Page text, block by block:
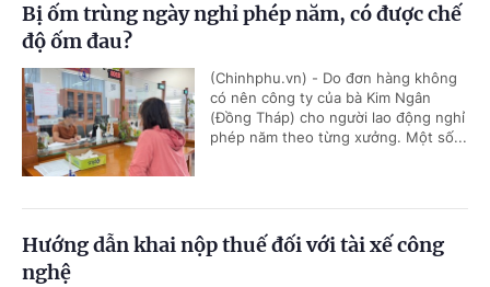
Bị ốm trùng ngày nghỉ phép năm, có được chế
độ ốm đau?
(Chinhphu.vn) - Do đơn hàng không
có nên công ty của bà Kim Ngân
(Đồng Tháp) cho người lao động nghỉ
phép năm theo từng xưởng. Một số...
Hướng dẫn khai nộp thuế đối với tài xế công
nghệ